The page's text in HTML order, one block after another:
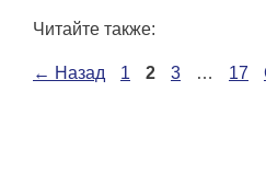
Читайте также:
← Назад Страница
1 Страница
2 Страница
3 … 17